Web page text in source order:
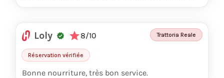
Loly 8/10 Trattoria Reale
Réservation vérifiée
Bonne nourriture, très bon service.